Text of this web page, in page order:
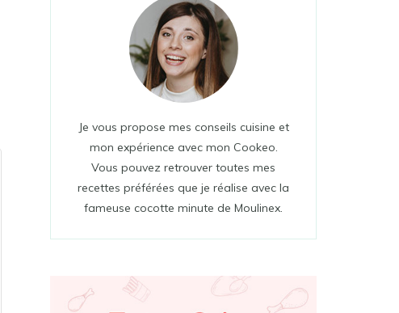
Je vous propose mes conseils cuisine et
mon expérience avec mon Cookeo.
Vous pouvez retrouver toutes mes
recettes préférées que je réalise avec la
fameuse cocotte minute de Moulinex.